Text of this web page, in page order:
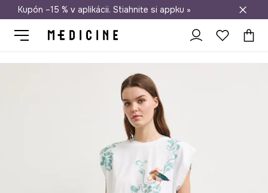
Doprava zadarmo od 50 €
Kupón –15 % v aplikácii. Stiahnite si appku »